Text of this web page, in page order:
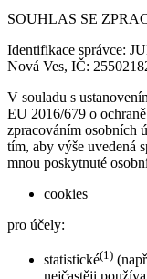
SOUHLAS SE
Identifikace správce:
Nová Ves, IČ:
V souladu s
EU 2016/679 o
zpracováním osobních
tím, aby výše uvedená
mnou poskytnuté
cookies
pro účely:
statistické(1)